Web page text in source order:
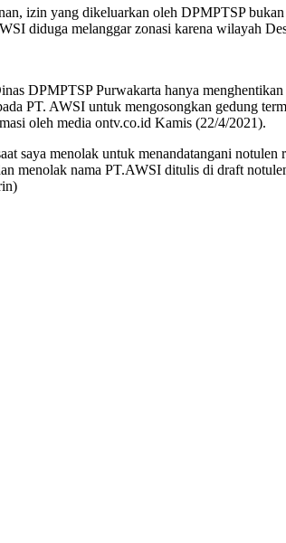
izin yang dikeluarkan oleh DPMPTSP
diduga melanggar zonasi karena wilayah
DPMPTSP Purwakarta hanya
PT. AWSI untuk mengosongkan gedung
oleh media ontv.co.id Kamis (22/4/2021).
saya menolak untuk menandatangani
menolak nama PT.AWSI ditulis di draft